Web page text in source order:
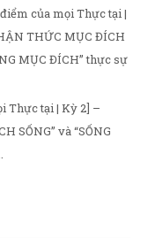
của mọi Thực tại |
THỨC MỤC ĐÍCH
MỤC ĐÍCH” thực sự
Thực tại | Kỳ 2] –
SỐNG” và “SỐNG